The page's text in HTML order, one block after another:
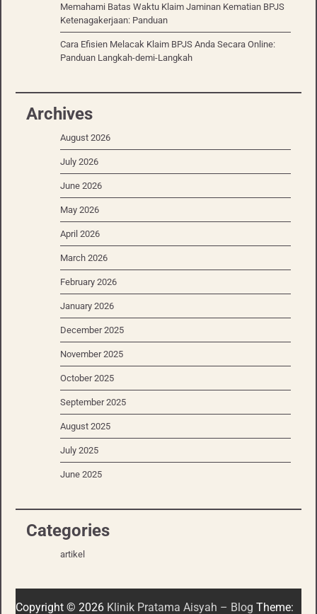
Memahami Batas Waktu Klaim Jaminan Kematian BPJS
Ketenagakerjaan: Panduan
Cara Efisien Melacak Klaim BPJS Anda Secara Online:
Panduan Langkah-demi-Langkah
Archives
August 2026
July 2026
June 2026
May 2026
April 2026
March 2026
February 2026
January 2026
December 2025
November 2025
October 2025
September 2025
August 2025
July 2025
June 2025
Categories
artikel
Copyright © 2026 Klinik Pratama Aisyah – Blog Theme: